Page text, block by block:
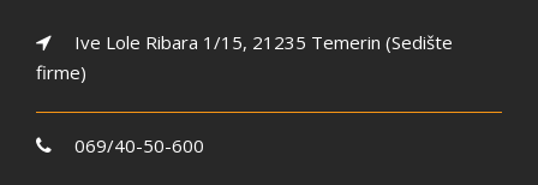
Ive Lole Ribara 1/15, 21235 Temerin (Sedište
firme)
069/40-50-600